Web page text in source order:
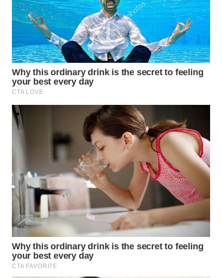
WN
SULTRA
WN
NTB
WN
SULTENG
SULBAR
WN
SUMBAR
WN
SUMSEL
WN